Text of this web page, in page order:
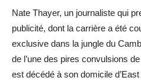
Nate Thayer, un journaliste qui
publicité, dont la carrière a été
exclusive dans la jungle du
de l’une des pires convulsions
est décédé à son domicile